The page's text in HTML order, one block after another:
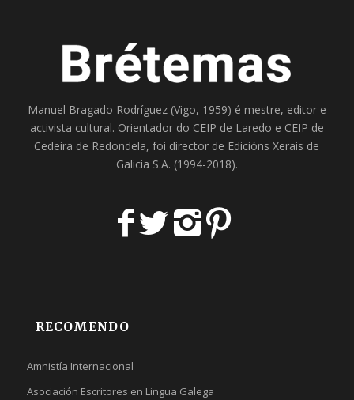
Manuel Bragado Rodríguez (Vigo, 1959) é mestre, editor e
activista cultural. Orientador do CEIP de Laredo e CEIP de
Cedeira de Redondela, foi director de Edicións Xerais de
Galicia S.A. (1994-2018).
RECOMENDO
Amnistía Internacional
Asociación Escritores en Lingua Galega